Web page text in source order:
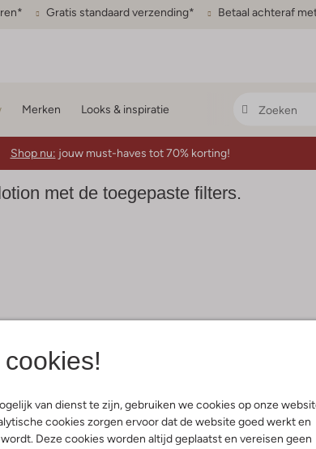
Gratis standaard verzending* Betaal achteraf
van dienst te zijn, gebruiken we cookies op onze
cookies zorgen ervoor dat de website goed werkt en
Deze cookies worden altijd geplaatst en vereisen geen
Merken Looks & inspiratie
Shop nu: jouw must-haves tot 70% korting!
met de toegepaste filters.
Account